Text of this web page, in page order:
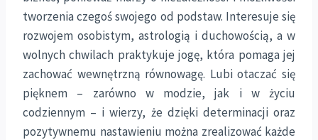
tworzenia czegoś swojego od podstaw. Interesuje się
rozwojem osobistym, astrologią i duchowością, a w
wolnych chwilach praktykuje jogę, która pomaga jej
zachować wewnętrzną równowagę. Lubi otaczać się
pięknem – zarówno w modzie, jak i w życiu
codziennym – i wierzy, że dzięki determinacji oraz
pozytywnemu nastawieniu można zrealizować każde